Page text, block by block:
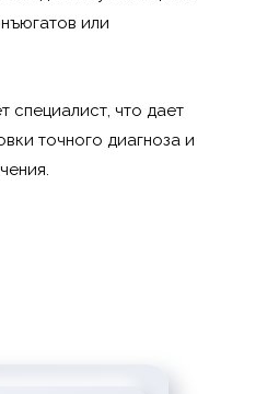
или
специалист, что дает
точного диагноза и